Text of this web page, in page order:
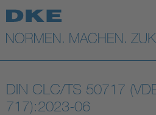
Top-Themen
VDE Fokusthemen
Digital Security
DIN CLC/TS 50717
717):2023-06